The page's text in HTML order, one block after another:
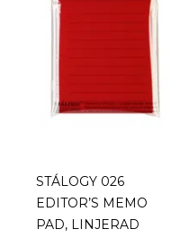
STÁLOGY 026
EDITOR’S MEMO
PAD, LINJERAD